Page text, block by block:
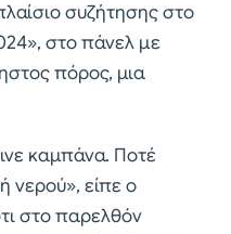
συζήτησης στο
στο πάνελ με
πόρος, μια
καμπάνα. Ποτέ
νερού», είπε ο
στο παρελθόν